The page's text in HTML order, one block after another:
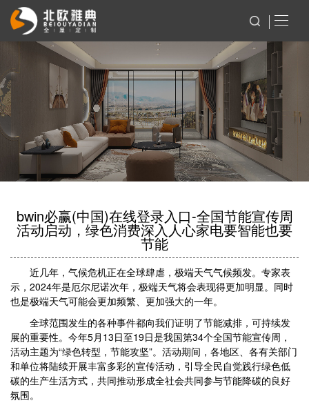
bwin必赢(中国)在线登录入口-全国节能宣传周
活动启动，绿色消费深入人心家电要智能也要
节能
近几年，气候危机正在全球肆虐，极端天气气候频发。专家表
示，2024年是厄尔尼诺次年，极端天气将会表现得更加明显。同时
也是极端天气可能会更加频繁、更加强大的一年。
全球范围发生的各种事件都向我们证明了节能减排，可持续发
展的重要性。今年5月13日至19日是我国第34个全国节能宣传周，
活动主题为“绿色转型，节能攻坚”。活动期间，各地区、各有关部门
和单位将陆续开展丰富多彩的宣传活动，引导全民自觉践行绿色低
碳的生产生活方式，共同推动形成全社会共同参与节能降碳的良好
氛围。